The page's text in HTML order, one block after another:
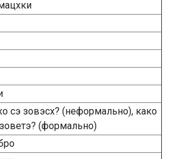
сэ зовэсх? (неформально), како
(формально)